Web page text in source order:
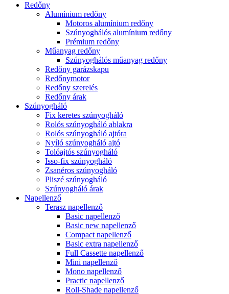
Redőny
Alumínium redőny
Motoros alumínium redőny
Szúnyoghálós alumínium redőny
Prémium redőny
Műanyag redőny
Szúnyoghálós műanyag redőny
Redőny garázskapu
Redőnymotor
Redőny szerelés
Redőny árak
Szúnyogháló
Fix keretes szúnyogháló
Rolós szúnyogháló ablakra
Rolós szúnyogháló ajtóra
Nyíló szúnyogháló ajtó
Tolóajtós szúnyogháló
Isso-fix szúnyogháló
Zsanéros szúnyogháló
Pliszé szúnyogháló
Szúnyogháló árak
Napellenző
Terasz napellenző
Basic napellenző
Basic new napellenző
Compact napellenző
Basic extra napellenző
Full Cassette napellenző
Mini napellenző
Mono napellenző
Practic napellenző
Roll-Shade napellenző